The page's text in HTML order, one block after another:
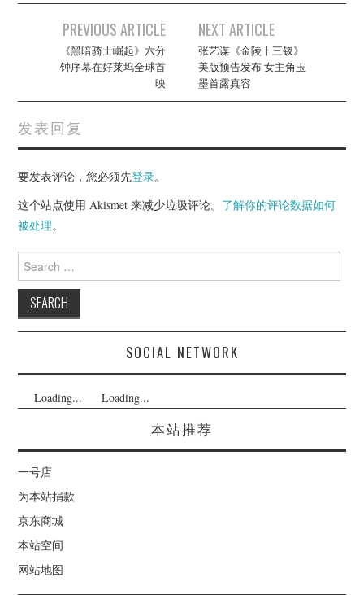
navigation
PREVIOUS ARTICLE
《黑暗骑士崛起》六分
钟序幕在好莱坞全球首
映
NEXT ARTICLE
张艺谋《金陵十三钗》
美版预告发布 女主角玉
墨首露真容
发表回复
要发表评论，您必须先登录。
这个站点使用 Akismet 来减少垃圾评论。 了解你的评论数据如何
被处理。
Search
for:
SOCIAL NETWORK
Loading... Loading...
本站推荐
一号店
为本站捐款
京东商城
本站空间
网站地图